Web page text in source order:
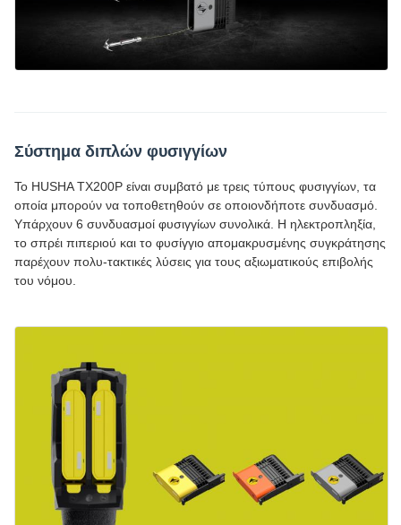
Σύστημα διπλών φυσιγγίων
Το HUSHA TX200P είναι συμβατό με τρεις τύπους φυσιγγίων, τα
οποία μπορούν να τοποθετηθούν σε οποιονδήποτε συνδυασμό.
Υπάρχουν 6 συνδυασμοί φυσιγγίων συνολικά. Η ηλεκτροπληξία,
το σπρέι πιπεριού και το φυσίγγιο απομακρυσμένης συγκράτησης
παρέχουν πολυ-τακτικές λύσεις για τους αξιωματικούς επιβολής
του νόμου.